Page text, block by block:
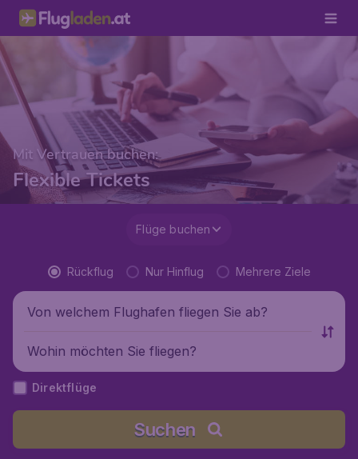
Mit Vertrauen buchen:
Flexible Tickets
Flüge buchen
Rückflug Nur Hinflug Mehrere Ziele
Von welchem Flughafen fliegen Sie ab?
Wohin möchten Sie fliegen?
Direktflüge
Suchen